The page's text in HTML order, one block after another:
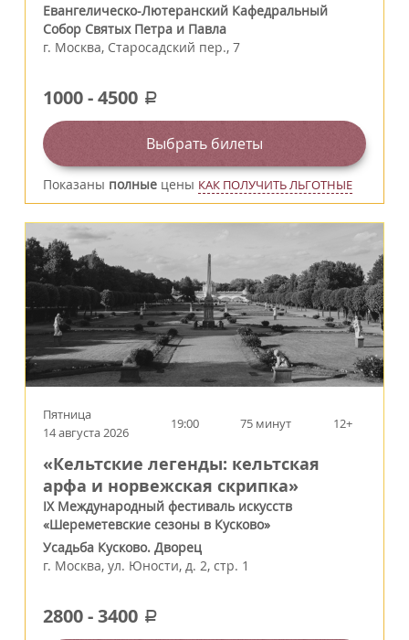
Евангелическо-Лютеранский Кафедральный
Собор Святых Петра и Павла
г. Москва, Старосадский пер., 7
1000-4500 a
Выбрать билеты
Показаны полные цены КАК ПОЛУЧИТЬ ЛЬГОТНЫЕ
Пятница
14 августа 2026
19:00 75 минут 12+
«Кельтские легенды: кельтская
арфа и норвежская скрипка»
IX Международный фестиваль искусств
«Шереметевские сезоны в Кусково»
Усадьба Кусково. Дворец
г. Москва, ул. Юности, д. 2, стр. 1
2800-3400 a